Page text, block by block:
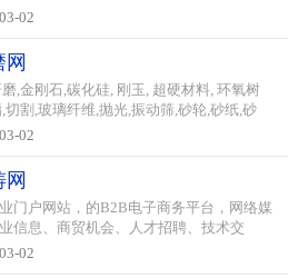
供求信息,弹簧企业人才招聘信息等.
02
网
,金刚石,碳化硅, 刚玉, 超硬材料, 环氧树
切割,玻璃纤维,抛光,振动筛,砂轮,砂纸,砂
化锆,铝矾土,普通磨料,固结磨具,涂附磨具,
02
网
门户网站，的B2B电子商务平台，网络媒
信息、商贸机会、人才招聘、技术交
等服务，服务热线：15602600000，
02